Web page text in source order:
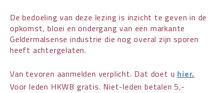
De bedoeling van deze lezing is inzicht te geven in de
opkomst, bloei en ondergang van een markante
Geldermalsense industrie die nog overal zijn sporen
heeft achtergelaten.
Van tevoren aanmelden verplicht. Dat doet u hier.
Voor leden HKWB gratis. Niet-leden betalen 5,-